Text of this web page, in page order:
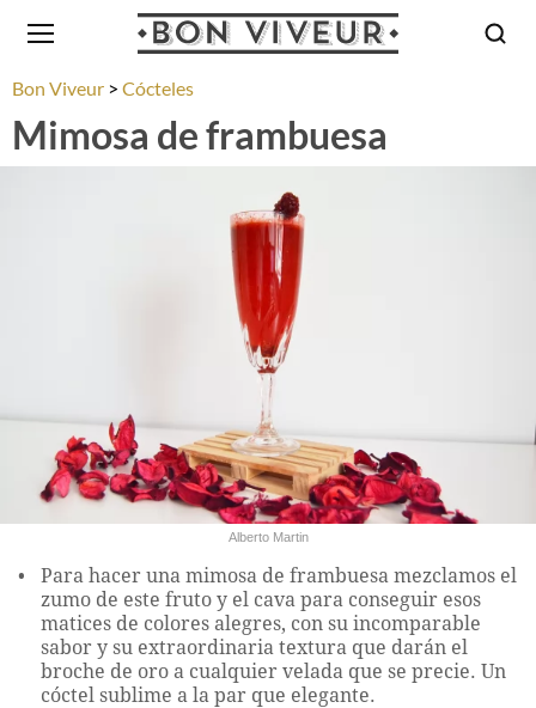
Bon Viveur Cócteles
Mimosa de frambuesa
Alberto Martin
Para hacer una mimosa de frambuesa mezclamos el
zumo de este fruto y el cava para conseguir esos
matices de colores alegres, con su incomparable
sabor y su extraordinaria textura que darán el
broche de oro a cualquier velada que se precie. Un
cóctel sublime a la par que elegante.